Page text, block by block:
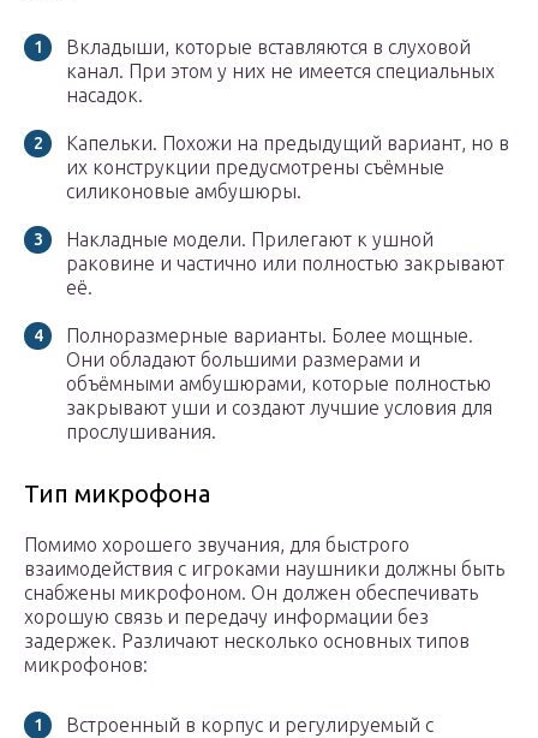
Вкладыши, которые вставляются в слуховой
канал. При этом у них не имеется специальных
насадок.
Капельки. Похожи на предыдущий вариант, но в
их конструкции предусмотрены съёмные
силиконовые амбушюры.
Накладные модели. Прилегают к ушной
раковине и частично или полностью закрывают
её.
Полноразмерные варианты. Более мощные.
Они обладают большими размерами и
объёмными амбушюрами, которые полностью
закрывают уши и создают лучшие условия для
прослушивания.
Тип микрофона
Помимо хорошего звучания, для быстрого
взаимодействия с игроками наушники должны быть
снабжены микрофоном. Он должен обеспечивать
хорошую связь и передачу информации без
задержек. Различают несколько основных типов
микрофонов:
Встроенный в корпус и регулируемый с